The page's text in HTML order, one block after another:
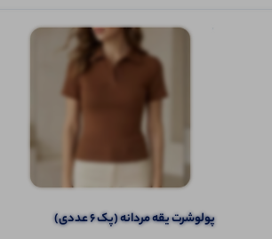
پولوشرت یقه مردانه (پک 6 عددی)